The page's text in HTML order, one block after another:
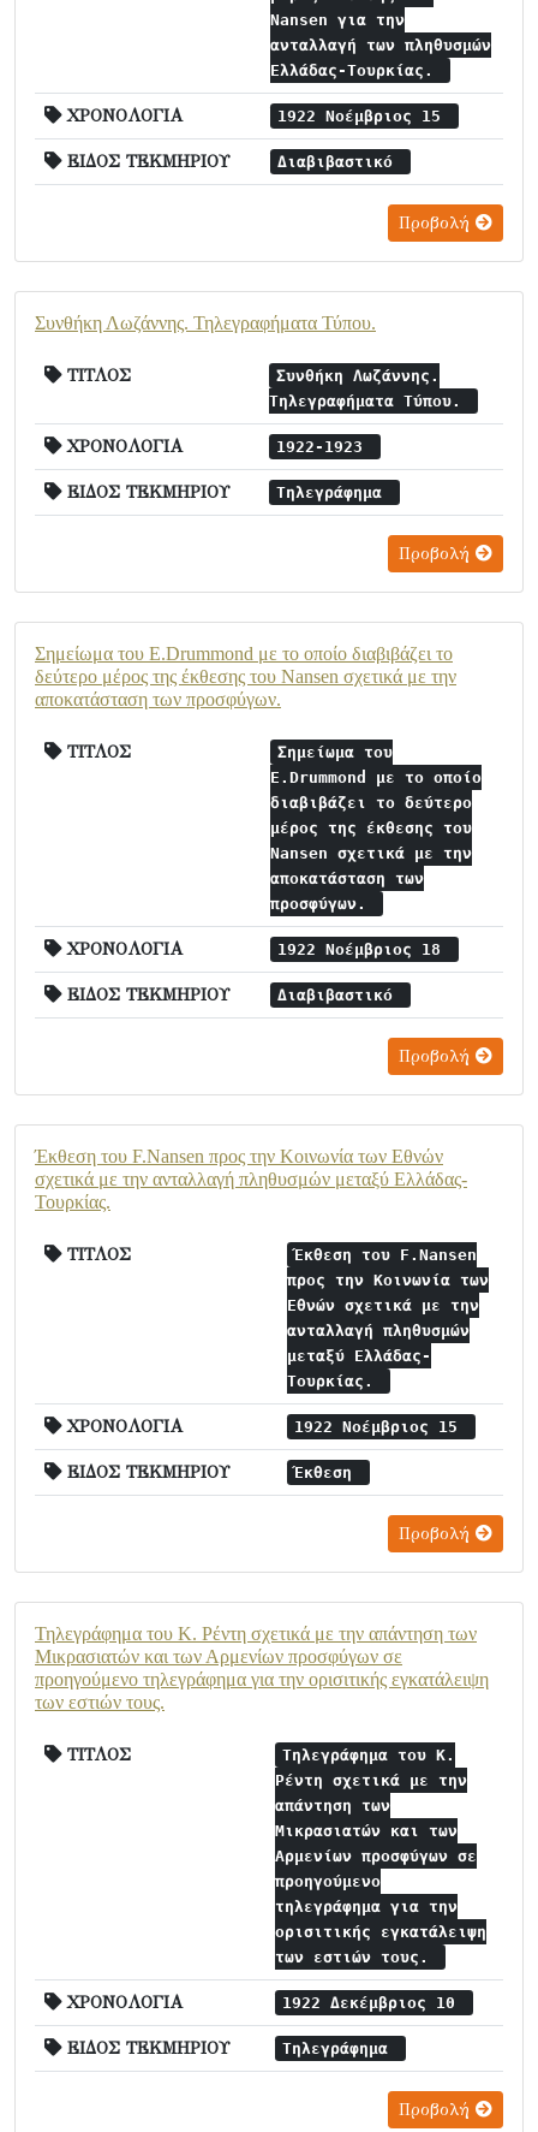
Nansen για την
ανταλλαγή των πληθυσμών
Ελλάδας-Τουρκίας.
ΧΡΟΝΟΛΟΓΙΑ 1922 Νοέμβριος 15
ΕΙΔΟΣ ΤΕΚΜΗΡΙΟΥ Διαβιβαστικό
Προβολή
Συνθήκη Λωζάννης. Τηλεγραφήματα Τύπου.
ΤΙΤΛΟΣ
Συνθήκη Λωζάννης.
Τηλεγραφήματα Τύπου.
ΧΡΟΝΟΛΟΓΙΑ 1922-1923
ΕΙΔΟΣ ΤΕΚΜΗΡΙΟΥ Τηλεγράφημα
Προβολή
Σημείωμα του E.Drummond με το οποίο διαβιβάζει το
δεύτερο μέρος της έκθεσης του Nansen σχετικά με την
αποκατάσταση των προσφύγων.
ΤΙΤΛΟΣ
Σημείωμα του
E.Drummond με το οποίο
διαβιβάζει το δεύτερο
μέρος της έκθεσης του
Nansen σχετικά με την
αποκατάσταση των
προσφύγων.
ΧΡΟΝΟΛΟΓΙΑ 1922 Νοέμβριος 18
ΕΙΔΟΣ ΤΕΚΜΗΡΙΟΥ Διαβιβαστικό
Προβολή
Έκθεση του F.Nansen προς την Κοινωνία των Εθνών
σχετικά με την ανταλλαγή πληθυσμών μεταξύ Ελλάδας-
Τουρκίας.
ΤΙΤΛΟΣ
Έκθεση του F.Nansen
προς την Κοινωνία των
Εθνών σχετικά με την
ανταλλαγή πληθυσμών
μεταξύ Ελλάδας-
Τουρκίας.
ΧΡΟΝΟΛΟΓΙΑ 1922 Νοέμβριος 15
ΕΙΔΟΣ ΤΕΚΜΗΡΙΟΥ Έκθεση
Προβολή
Τηλεγράφημα του Κ. Ρέντη σχετικά με την απάντηση των
Μικρασιατών και των Αρμενίων προσφύγων σε
προηγούμενο τηλεγράφημα για την ορισιτικής εγκατάλειψη
των εστιών τους.
ΤΙΤΛΟΣ
Τηλεγράφημα του Κ.
Ρέντη σχετικά με την
απάντηση των
Μικρασιατών και των
Αρμενίων προσφύγων σε
προηγούμενο
τηλεγράφημα για την
ορισιτικής εγκατάλειψη
των εστιών τους.
ΧΡΟΝΟΛΟΓΙΑ 1922 Δεκέμβριος 10
ΕΙΔΟΣ ΤΕΚΜΗΡΙΟΥ Τηλεγράφημα
Προβολή